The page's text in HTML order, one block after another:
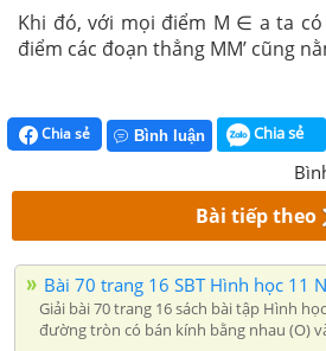
Khi đó, với mọi điểm M ∈ a ta có
điểm các đoạn thẳng MM’ cũng
Chia sẻ Bình luận Chia sẻ
Bài tiếp theo
Bài 70 trang 16 SBT Hình học 11
Giải bài 70 trang 16 sách bài tập Hình
đường tròn có bán kính bằng nhau (O) và